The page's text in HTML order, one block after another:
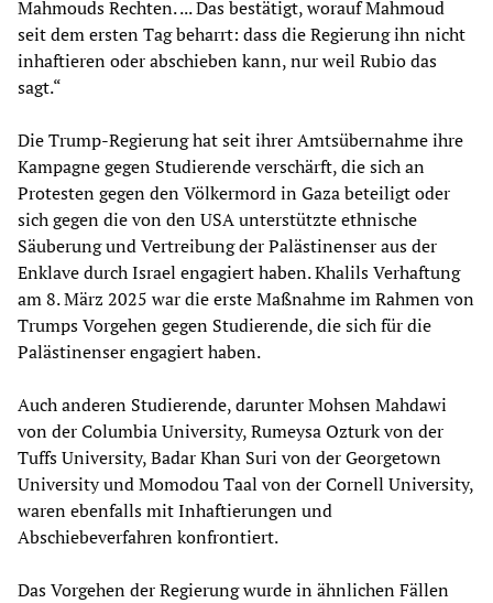
Mahmouds Rechten. ... Das bestätigt, worauf Mahmoud
seit dem ersten Tag beharrt: dass die Regierung ihn nicht
inhaftieren oder abschieben kann, nur weil Rubio das
sagt.“
Die Trump-Regierung hat seit ihrer Amtsübernahme ihre
Kampagne gegen Studierende verschärft, die sich an
Protesten gegen den Völkermord in Gaza beteiligt oder
sich gegen die von den USA unterstützte ethnische
Säuberung und Vertreibung der Palästinenser aus der
Enklave durch Israel engagiert haben. Khalils Verhaftung
am 8. März 2025 war die erste Maßnahme im Rahmen von
Trumps Vorgehen gegen Studierende, die sich für die
Palästinenser engagiert haben.
Auch anderen Studierende, darunter Mohsen Mahdawi
von der Columbia University, Rumeysa Ozturk von der
Tuffs University, Badar Khan Suri von der Georgetown
University und Momodou Taal von der Cornell University,
waren ebenfalls mit Inhaftierungen und
Abschiebeverfahren konfrontiert.
Das Vorgehen der Regierung wurde in ähnlichen Fällen